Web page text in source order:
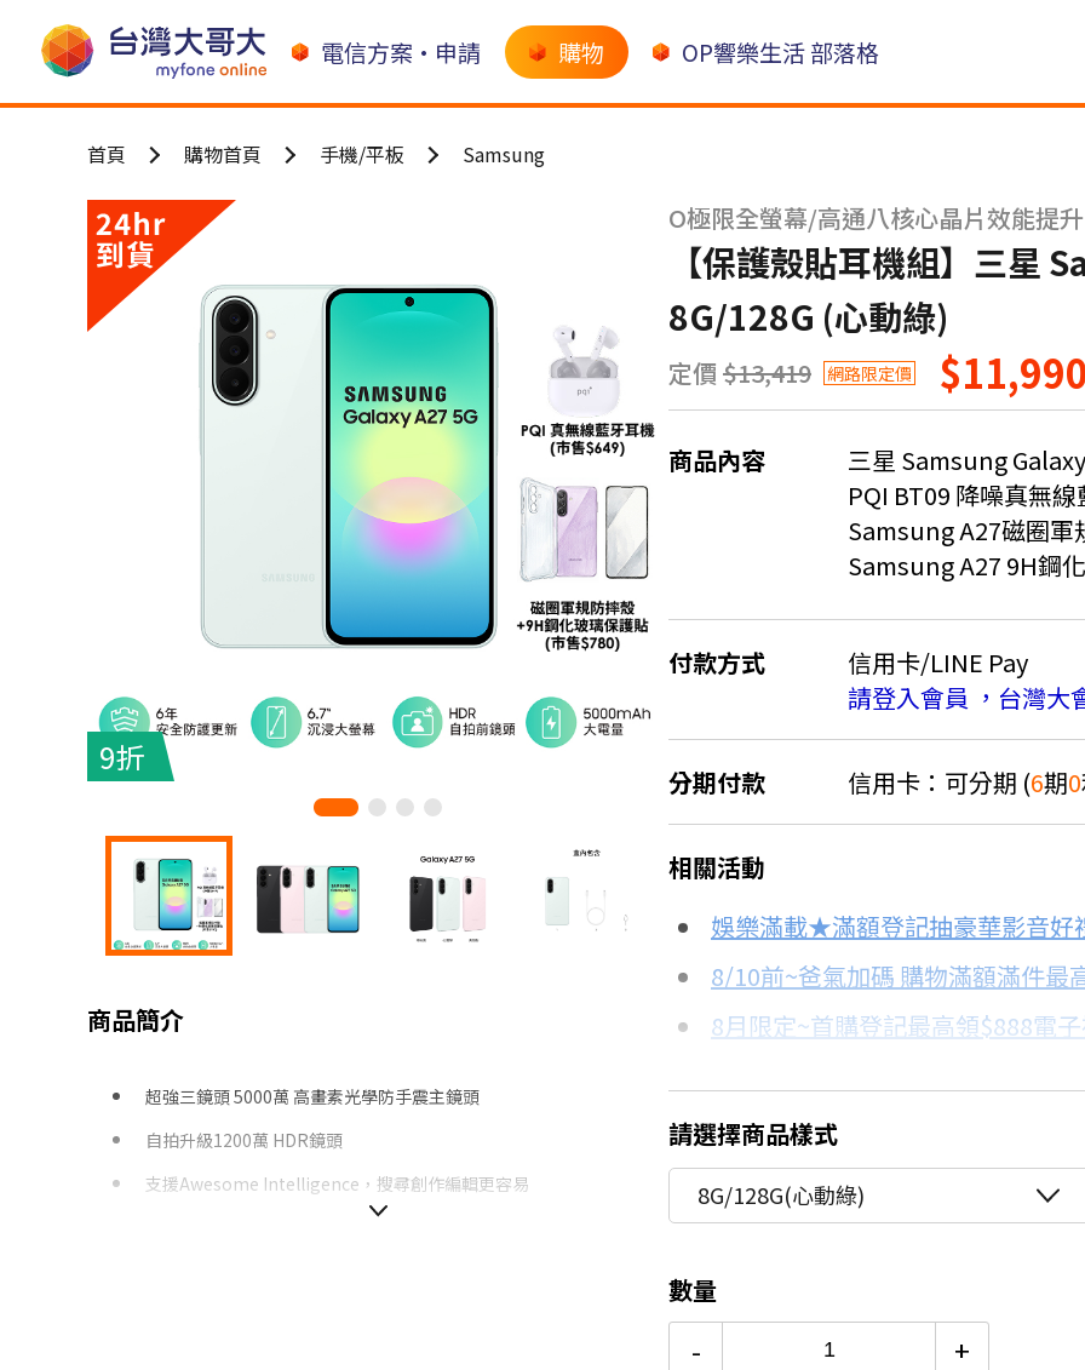
電信方案•申請 購物 OP響樂生活 部落格
首頁 購物首頁 手機/平板 Samsung
9折
商品簡介
超強三鏡頭 5000萬 高畫素光學防手震主鏡頭
自拍升級1200萬 HDR鏡頭
支援Awesome Intelligence，搜尋創作編輯更容易
O極限全螢幕/高通八核心晶片效能提升
【保護殼貼耳機組】三星
8G/128G (心動綠)
定價 $13,419 網路限定價 $11,990
商品內容
三星 Samsung
PQI BT09 降噪真無
Samsung A27磁圈軍
Samsung A27 9H鋼
付款方式
信用卡/LINE Pay
請登入會員 ，台灣大
分期付款 信用卡：可分期 (6期0
＊實際可分期數、適用利率，請以購
信用卡分期
分期數
3期 0利率
6期
24期
每期金額
$3,996
$2,138
$549
相關活動
娛樂滿載★滿額登記抽豪華影音好
8/10前~爸氣加碼 購物滿額滿件最
8月限定~首購登記最高領$888電
8/15前~指定購物滿額最高回饋25%
★舊機回收★限量加碼10%回饋
更多信用卡分期0利率滿額享回饋
請選擇商品樣式
8G/128G(心動綠)
數量
- +